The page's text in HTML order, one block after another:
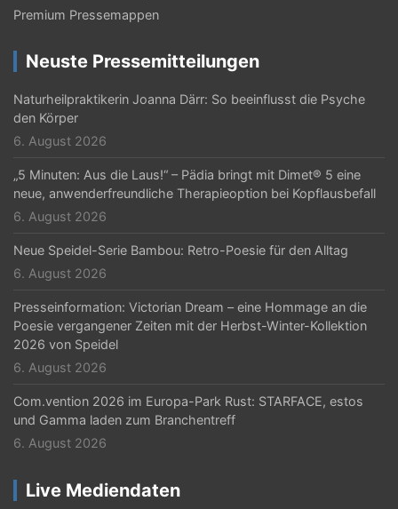
Premium Pressemappen
Neuste Pressemitteilungen
Naturheilpraktikerin Joanna Därr: So beeinflusst die Psyche
den Körper
6. August 2026
„5 Minuten: Aus die Laus!“ – Pädia bringt mit Dimet® 5 eine
neue, anwenderfreundliche Therapieoption bei Kopflausbefall
6. August 2026
Neue Speidel-Serie Bambou: Retro-Poesie für den Alltag
6. August 2026
Presseinformation: Victorian Dream – eine Hommage an die
Poesie vergangener Zeiten mit der Herbst-Winter-Kollektion
2026 von Speidel
6. August 2026
Com.vention 2026 im Europa-Park Rust: STARFACE, estos
und Gamma laden zum Branchentreff
6. August 2026
Live Mediendaten